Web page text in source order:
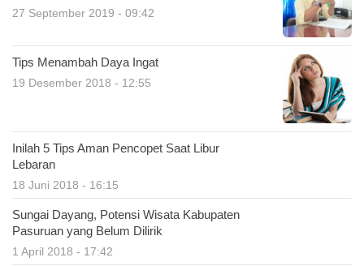
27 September 2019 - 09:42
Tips Menambah Daya Ingat
19 Desember 2018 - 12:55
Inilah 5 Tips Aman Pencopet Saat Libur
Lebaran
18 Juni 2018 - 16:15
Sungai Dayang, Potensi Wisata Kabupaten
Pasuruan yang Belum Dilirik
1 April 2018 - 17:42